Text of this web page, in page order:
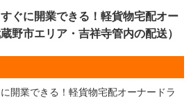
ぐに開業できる！軽貨物宅配オー
野市エリア・吉祥寺管内の配送）
開業できる！軽貨物宅配オーナードラ